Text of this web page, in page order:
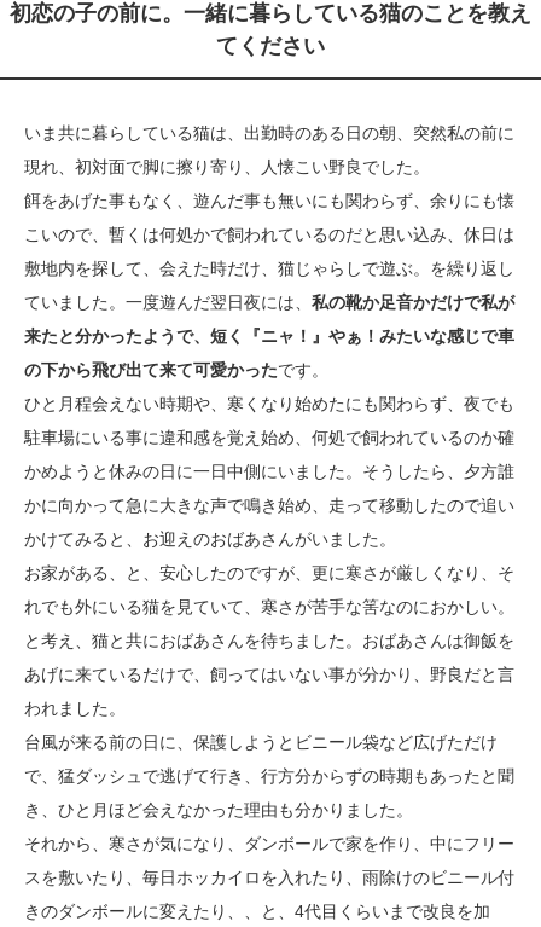
初恋の子の前に。一緒に暮らしている猫のことを教え
てください
いま共に暮らしている猫は、出勤時のある日の朝、突然私の前に
現れ、初対面で脚に擦り寄り、人懐こい野良でした。
餌をあげた事もなく、遊んだ事も無いにも関わらず、余りにも懐
こいので、暫くは何処かで飼われているのだと思い込み、休日は
敷地内を探して、会えた時だけ、猫じゃらしで遊ぶ。を繰り返し
ていました。一度遊んだ翌日夜には、 私の靴か足音かだけで私が
来たと分かったようで、短く『ニャ！』やぁ！みたいな感じで車
の下から飛び出て来て可愛かったです。
ひと月程会えない時期や、寒くなり始めたにも関わらず、夜でも
駐車場にいる事に違和感を覚え始め、何処で飼われているのか確
かめようと休みの日に一日中側にいました。そうしたら、夕方誰
かに向かって急に大きな声で鳴き始め、走って移動したので追い
かけてみると、お迎えのおばあさんがいました。
お家がある、と、安心したのですが、更に寒さが厳しくなり、そ
れでも外にいる猫を見ていて、寒さが苦手な筈なのにおかしい。
と考え、猫と共におばあさんを待ちました。おばあさんは御飯を
あげに来ているだけで、飼ってはいない事が分かり、野良だと言
われました。
台風が来る前の日に、保護しようとビニール袋など広げただけ
で、猛ダッシュで逃げて行き、行方分からずの時期もあったと聞
き、ひと月ほど会えなかった理由も分かりました。
それから、寒さが気になり、ダンボールで家を作り、中にフリー
スを敷いたり、毎日ホッカイロを入れたり、雨除けのビニール付
きのダンボールに変えたり、、と、4代目くらいまで改良を加